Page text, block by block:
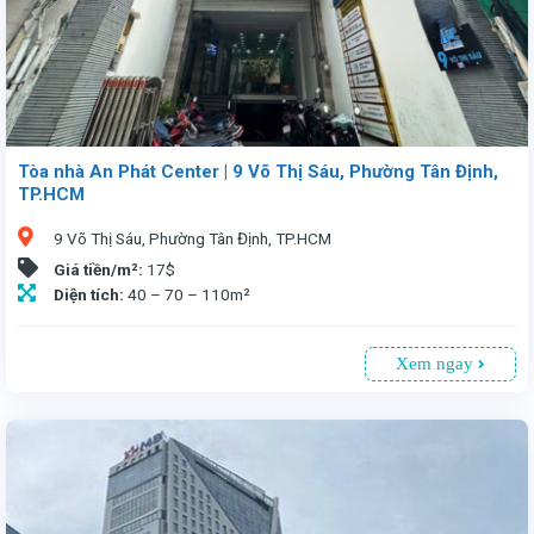
Tòa nhà An Phát Center | 9 Võ Thị Sáu, Phường Tân Định,
TP.HCM
9 Võ Thị Sáu, Phường Tân Định, TP.HCM
Giá tiền/m²: 17$
Diện tích: 40 – 70 – 110m²
Xem ngay